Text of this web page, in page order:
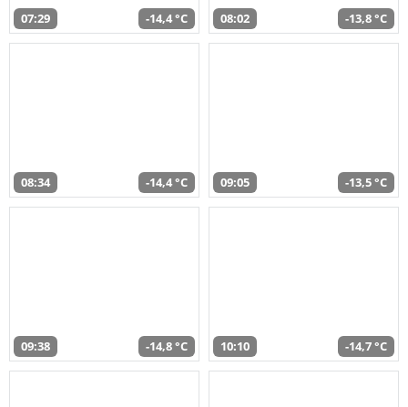
07:29 -14,4 °C 08:02 -13,8 °C
08:34 -14,4 °C 09:05 -13,5 °C
09:38 -14,8 °C 10:10 -14,7 °C